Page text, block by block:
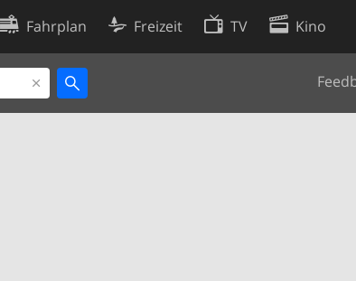
Fahrplan Freizeit TV Kino
Cookie-Richtlinie
Cookie-Einstellungen